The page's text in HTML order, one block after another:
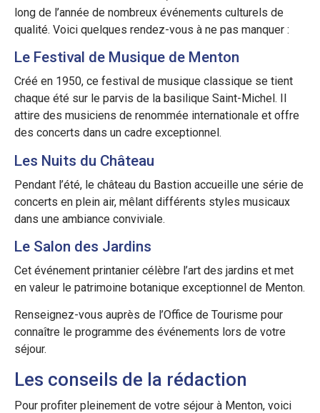
long de l’année de nombreux événements culturels de
qualité. Voici quelques rendez-vous à ne pas manquer :
Le Festival de Musique de Menton
Créé en 1950, ce festival de musique classique se tient
chaque été sur le parvis de la basilique Saint-Michel. Il
attire des musiciens de renommée internationale et offre
des concerts dans un cadre exceptionnel.
Les Nuits du Château
Pendant l’été, le château du Bastion accueille une série de
concerts en plein air, mêlant différents styles musicaux
dans une ambiance conviviale.
Le Salon des Jardins
Cet événement printanier célèbre l’art des jardins et met
en valeur le patrimoine botanique exceptionnel de Menton.
Renseignez-vous auprès de l’Office de Tourisme pour
connaître le programme des événements lors de votre
séjour.
Les conseils de la rédaction
Pour profiter pleinement de votre séjour à Menton, voici